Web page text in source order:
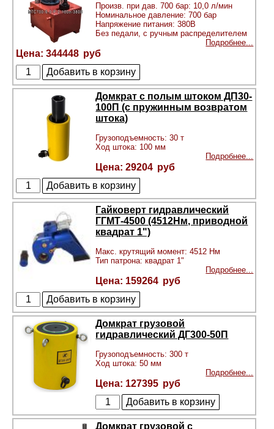
Произв. при дав. 700 бар: 10,0 л/мин
Номинальное давление: 700 бар
Напряжение питания: 380В
Без педали, с ручным распределителем
Подробнее...
344448
Домкрат с полым штоком ДП30-
100П (с пружинным возвратом
штока)
Грузоподъемность: 30 т
Ход штока: 100 мм
Подробнее...
29204
Гайковерт гидравлический
ГГМТ-4500 (4512Нм, приводной
квадрат 1")
Макс. крутящий момент: 4512 Нм
Тип патрона: квадрат 1"
Подробнее...
159264
Домкрат грузовой
гидравлический ДГ300-50П
Грузоподъемность: 300 т
Ход штока: 50 мм
Подробнее...
127395
Домкрат грузовой с